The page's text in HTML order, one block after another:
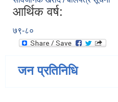
आर्थिक वर्ष:
७९-८०
जन प्रतिनिधि